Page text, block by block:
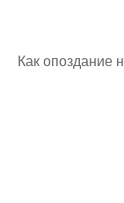
Как опоздание